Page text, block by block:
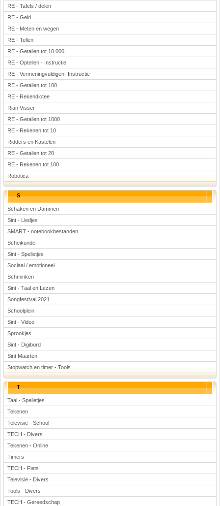
RE - Tafels / delen
RE - Geld
RE - Meten en wegen
RE - Tellen
RE - Getallen tot 10.000
RE - Optellen - Instructie
RE - Vermeningvuldigen- Instructie
RE - Getallen tot 100
RE - Rekendictee
Rian Visser
RE - Getallen tot 1000
RE - Rekenen tot 10
Ridders en Kastelen
RE - Getallen tot 20
RE - Rekenen tot 100
Robotica
S
Schaken en Dammen
Sint - Liedjes
SMART - notebookbestanden
Scheikunde
Sint - Spelletjes
Sociaal / emotioneel
Schminken
Sint - Taal en Lezen
Songfestival 2021
Schoolplein
Sint - Video
Sprookjes
Sint - Digibord
Sint Maarten
Stopwatch en timer - Tools
T
Taal - Spelletjes
Tekenen
Televisie - School
TECH - Divers
Tekenen - Online
Timers
TECH - Fiets
Televisie - Divers
Tools - Divers
TECH - Gereedschap